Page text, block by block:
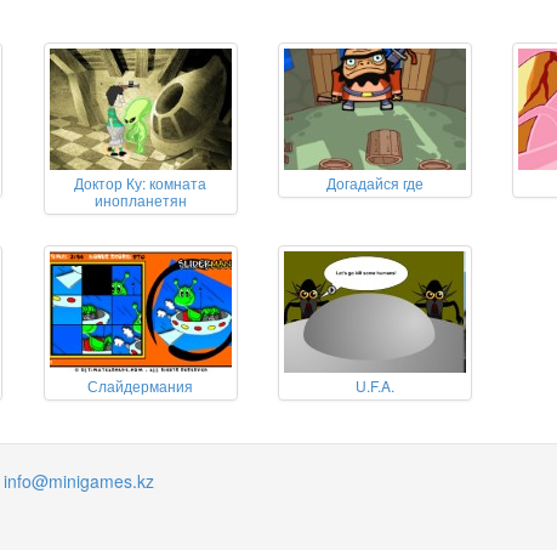
Доктор Ку: комната
инопланетян
Догадайся где
Слайдермания U.F.A.
info@minigames.kz